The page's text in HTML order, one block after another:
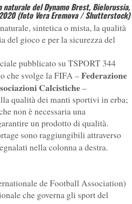
naturale del Dynamo Brest, Bielorussia,
(foto Vera Eremova / Shutterstock)
sintetica o mista, la qualità
del gioco e per la sicurezza del
pubblicato su TSPORT 344
che svolge la FIFA –Federazione
Calcistiche–
qualità dei manti sportivi in erba;
non è necessaria una
un prodotto di qualità.
sono raggiungibili attraverso
nella colonna a destra.
de Football Association)
che governa gli sport del